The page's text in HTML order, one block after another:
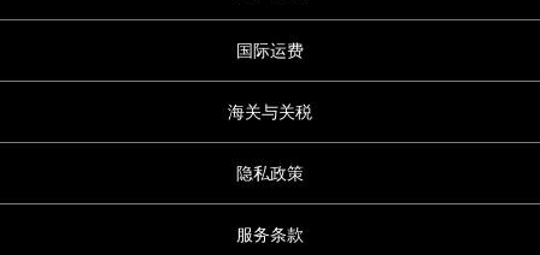
国际运费
海关与关税
隐私政策
服务条款